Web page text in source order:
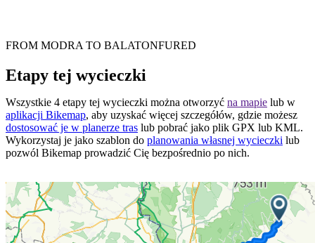
FROM MODRA TO BALATONFURED
Etapy tej wycieczki
Wszystkie 4 etapy tej wycieczki można otworzyć na mapie lub w
aplikacji Bikemap, aby uzyskać więcej szczegółów, gdzie możesz
dostosować je w planerze tras lub pobrać jako plik GPX lub KML.
Wykorzystaj je jako szablon do planowania własnej wycieczki lub
pozwól Bikemap prowadzić Cię bezpośrednio po nich.